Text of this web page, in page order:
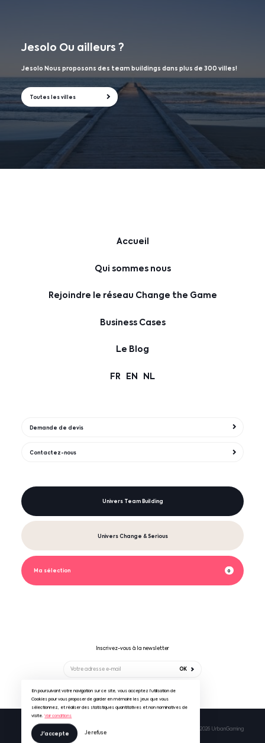
En poursuivant votre navigation sur ce site, vous acceptez l’utilisation de
Cookies pour vous proposer de garder en mémoire les jeux que vous
sélectionnez, et réaliser des statistiques quantitatives et non nominatives de
visite.Voir conditions
J'accepte Je refuse
Jesolo Ou ailleurs ?
Jesolo Nous proposons des team buildings dans plus de 300 villes!
Toutes les villes
Accueil
Qui sommes nous
Rejoindre le réseau Change the Game
Business Cases
Le Blog
FR EN NL
Demande de devis
Contactez-nous
Univers Team Building
Univers Change & Serious
0
Ma sélection
Inscrivez-vous à la newsletter
OK
Suivez-nous sur
Mentions légales & RGPD CGV UrbanGaming © 2026 UrbanGaming